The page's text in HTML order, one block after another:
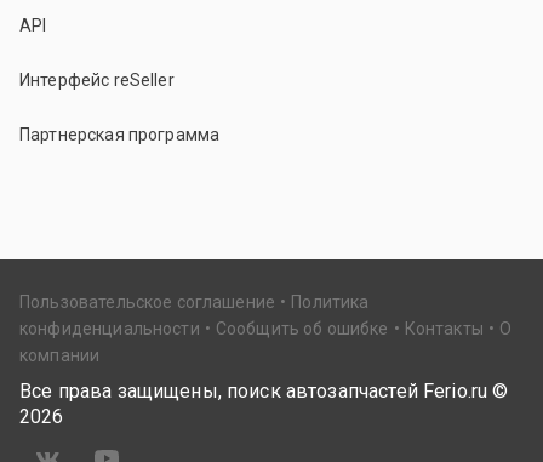
API
Интерфейс reSeller
Партнерская программа
Пользовательское соглашение
Политика
конфиденциальности
Сообщить об ошибке Контакты
О
компании
Все права защищены, поиск автозапчастей Ferio.ru ©
2026